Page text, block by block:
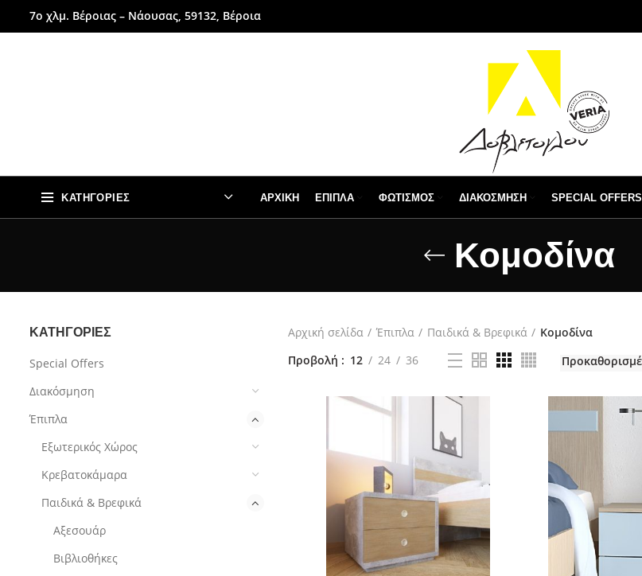
7ο χλμ. Βέροιας – Νάουσας, 59132, Βέροια
ΚΑΤΗΓΟΡΊΕΣ ΑΡΧΙΚΉ ΈΠΙΠΛΑ ΦΩΤΙΣΜΌΣ ΔΙΑΚΌΣΜΗΣΗ SPECIAL OFFERS
Κομοδίνα
ΚΑΤΗΓΟΡΊΕΣ
Special Offers
Διακόσμηση
Έπιπλα
Εξωτερικός Χώρος
Κρεβατοκάμαρα
Παιδικά & Βρεφικά
Αξεσουάρ
Βιβλιοθήκες
Αρχική σελίδα Έπιπλα Παιδικά & Βρεφικά
Κομοδίνα
Προβολή
12 24 36